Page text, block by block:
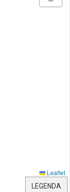
Leaflet
LEGENDA